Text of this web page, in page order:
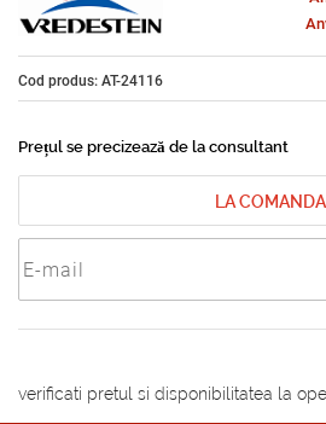
Cod produs: AT-24116
Prețul se precizează de la consultant
LA COMANDA
verificati pretul si disponibilitatea la